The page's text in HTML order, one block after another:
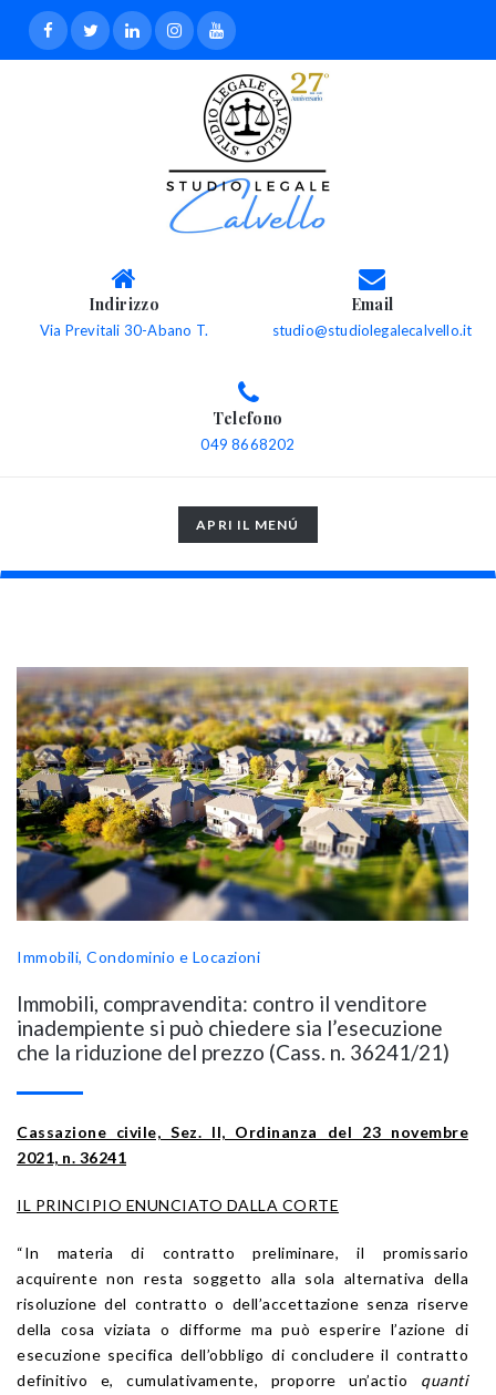
Indirizzo
Via Previtali 30-Abano T.
Email
studio@studiolegalecalvello.it
Telefono
049 8668202
TOGGLE
NAVIGATION
APRI IL MENÚ
Immobili, Condominio e Locazioni
Immobili, compravendita: contro il venditore
inadempiente si può chiedere sia l’esecuzione
che la riduzione del prezzo (Cass. n. 36241/21)
Cassazione civile, Sez. II, Ordinanza del 23 novembre
2021, n. 36241
IL PRINCIPIO ENUNCIATO DALLA CORTE
“In materia di contratto preliminare, il promissario
acquirente non resta soggetto alla sola alternativa della
risoluzione del contratto o dell’accettazione senza riserve
della cosa viziata o difforme ma può esperire l’azione di
esecuzione specifica dell’obbligo di concludere il contratto
definitivo e, cumulativamente, proporre un’actio quanti